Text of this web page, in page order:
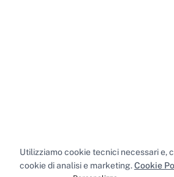
Utilizziamo cookie tecnici necessari e,
cookie di analisi e marketing.Cookie